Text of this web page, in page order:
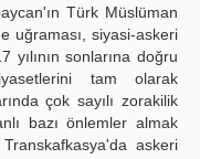
Türk Müslüman
uğraması, siyasi-askeri
yılının sonlarına doğru
tam olarak
çok sayılı zorakilik
bazı önlemler almak
askeri